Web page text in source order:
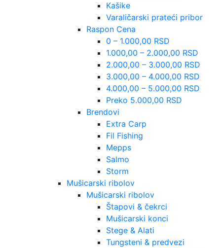
Kašike
Varaličarski prateći pribor
Raspon Cena
0 – 1.000,00 RSD
1.000,00 – 2.000,00 RSD
2.000,00 – 3.000,00 RSD
3.000,00 – 4.000,00 RSD
4.000,00 – 5.000,00 RSD
Preko 5.000,00 RSD
Brendovi
Extra Carp
Fil Fishing
Mepps
Salmo
Storm
Mušicarski ribolov
Mušicarski ribolov
Štapovi & čekrci
Mušicarski konci
Stege & Alati
Tungsteni & predvezi